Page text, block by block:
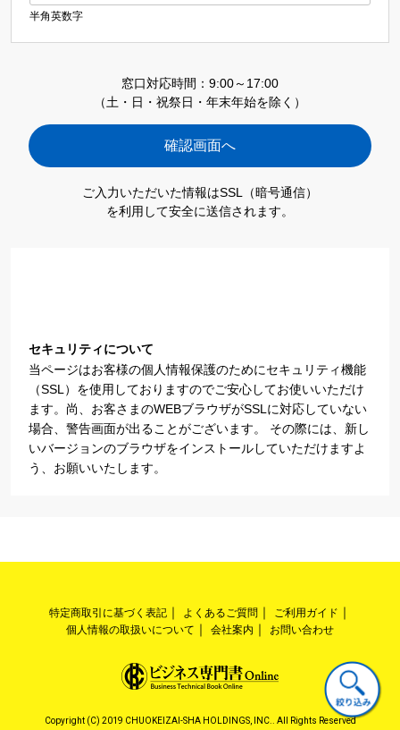
半角英数字
窓口対応時間：9:00～17:00
（土・日・祝祭日・年末年始を除く）
ご入力いただいた情報はSSL（暗号通信）
を利用して安全に送信されます。
セキュリティについて
当ページはお客様の個人情報保護のためにセキュリティ機能
（SSL）を使用しておりますのでご安心してお使いいただけ
ます。尚、お客さまのWEBブラウザがSSLに対応していない
場合、警告画面が出ることがございます。 その際には、新し
いバージョンのブラウザをインストールしていただけますよ
う、お願いいたします。
特定商取引に基づく表記 よくあるご質問
ご利用ガイド
個人情報の取扱いについて
会社案内 お問い合わせ
Copyright (C) 2019 CHUOKEIZAI-SHA HOLDINGS, INC.. All Rights Reserved